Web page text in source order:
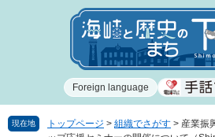
で
ば
Foreign language
現在地 トップページ > 組織でさがす > 産業振